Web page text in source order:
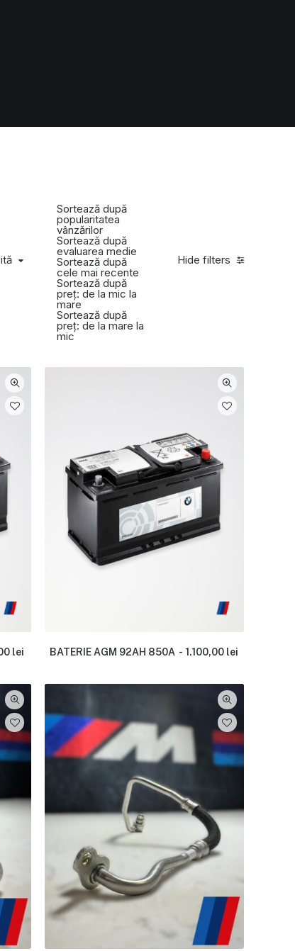
Hide filters
Sortează după
popularitatea
vânzărilor
Sortează după
evaluarea medie
Sortează după
cele mai recente
Sortează după
preț: de la mic la
mare
Sortează după
preț: de la mare la
mic
lei BATERIE AGM 92AH 850A 1.100,00 lei